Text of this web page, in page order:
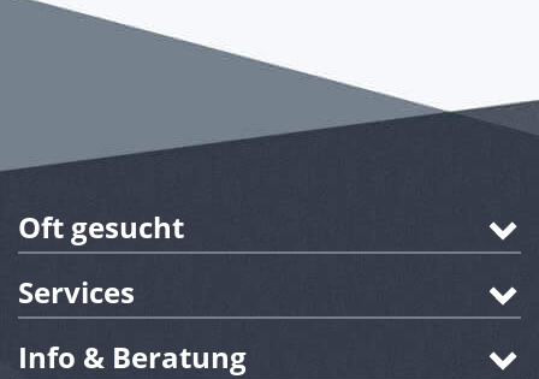
Oft gesucht
Services
Info & Beratung